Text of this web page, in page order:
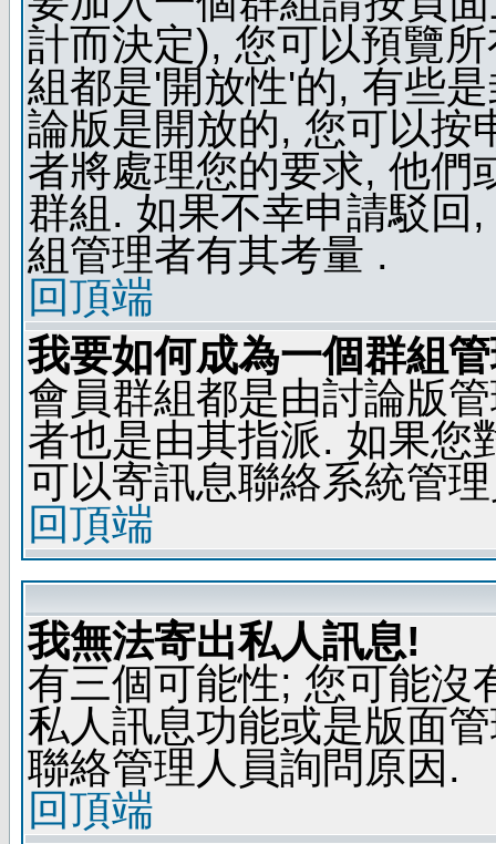
計而決定), 您可以預覽
組都是'開放性'的, 有些
論版是開放的, 您可以按
者將處理您的要求, 他們
群組. 如果不幸申請駁回
組管理者有其考量 .
回頂端
我要如何成為一個群組
會員群組都是由討論版
者也是由其指派. 如果您
可以寄訊息聯絡系統管
回頂端
我無法寄出私人訊息!
有三個可能性; 您可能沒
私人訊息功能或是版面
聯絡管理人員詢問原因.
回頂端